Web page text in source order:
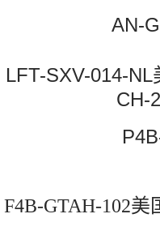
AN-
LFT-SXV-014-
CH-
F4B-GTAH-102美